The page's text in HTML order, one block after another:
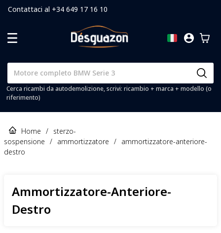
Contattaci al +34 649 17 16 10
Cerca ricambi da autodemolizione, scrivi: ricambio + marca + modello (o
riferimento)
Home / sterzo-
sospensione / ammortizzatore / ammortizzatore-anteriore-
destro
Ammortizzatore-Anteriore-
Destro